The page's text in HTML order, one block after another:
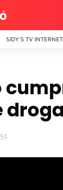
SIDY'S TV INTERNET